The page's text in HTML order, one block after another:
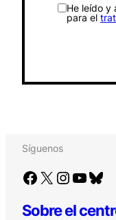
He leído y
para el
Síguenos
Facebook X Instagram YouTube Bluesky
Sobre el